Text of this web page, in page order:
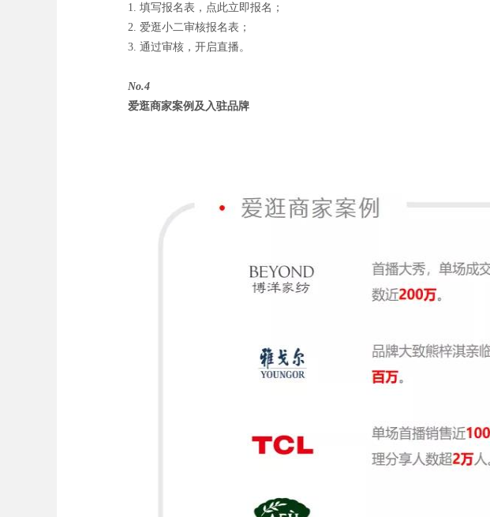
1. 填写报名表，点此立即报名；
2. 爱逛小二审核报名表；
3. 通过审核，开启直播。
No.4
爱逛商家案例及入驻品牌